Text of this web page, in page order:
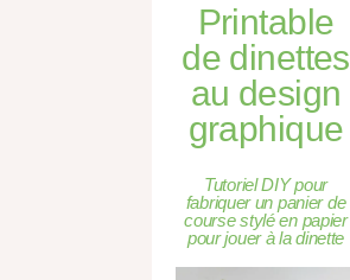
Printable
de dinettes
au design
graphique
Tutoriel DIY pour
fabriquer un panier de
course stylé en papier
pour jouer à la dinette